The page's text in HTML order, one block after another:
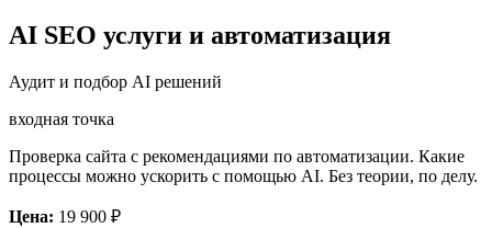
AI SEO услуги и автоматизация
Аудит и подбор AI решений
входная точка
Проверка сайта с рекомендациями по автоматизации. Какие
процессы можно ускорить с помощью AI. Без теории, по делу.
Цена: 19 900 ₽